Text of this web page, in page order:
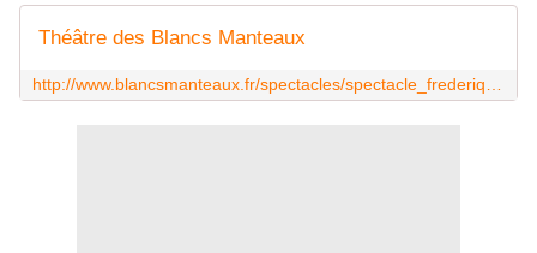
Théâtre des Blancs Manteaux